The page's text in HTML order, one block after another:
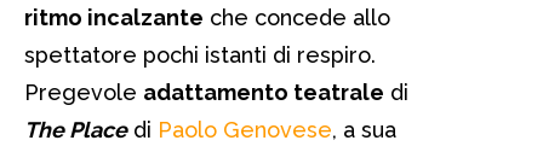
ritmo incalzante che concede allo
spettatore pochi istanti di respiro.
Pregevole adattamento teatrale di
The Placedi Paolo Genovese, a sua